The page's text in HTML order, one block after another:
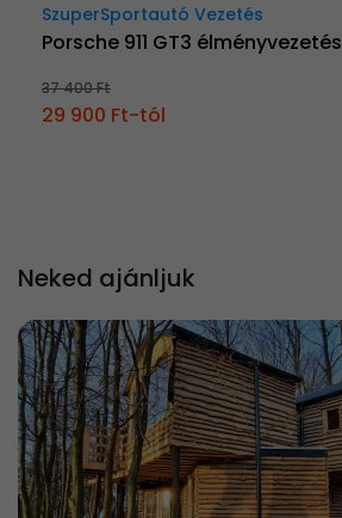
SzuperSportautó Vezetés
Porsche 911 GT3 élményvezetés
37 400 Ft
29 900 Ft-tól
Neked ajánljuk